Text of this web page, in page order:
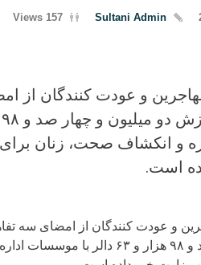
Sultani Admin
157 Views
و عودت کنندگان از
و انکشاف صحت، زنان برای
است.
و عودت کنندگان از امضای سه
میلیون و چهار صد و ۹۸ هزار و ۶۳